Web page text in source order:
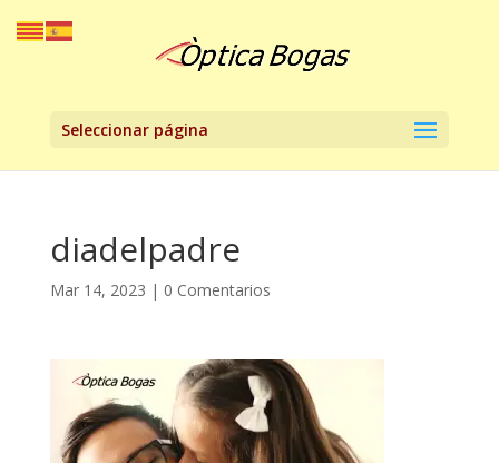
Seleccionar página
diadelpadre
Mar 14, 2023 | 0 Comentarios